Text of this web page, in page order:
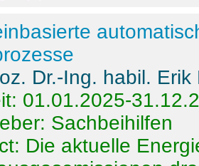
Dr.-Ing. habil. Erik
01.01.2025-
Sachbeihilfen
Die aktuelle